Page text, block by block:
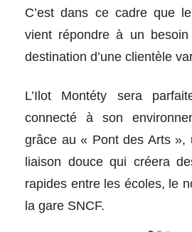
C’est dans ce cadre que
vient répondre à un besoin
destination d’une clientèle
L’Ilot Montéty sera
connecté à son
grâce au « Pont des Arts »,
liaison douce qui créera
rapides entre les écoles, le
la gare SNCF.